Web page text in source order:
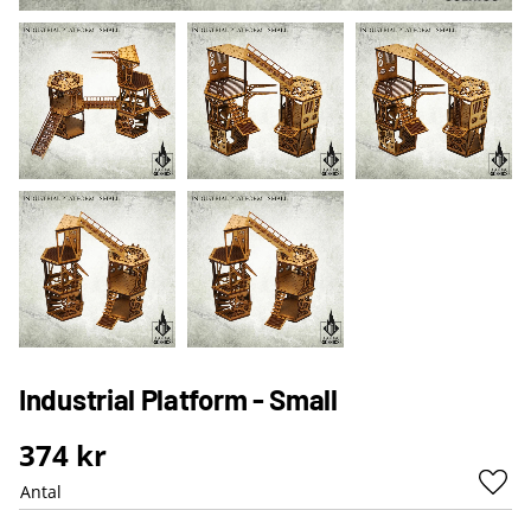
Industrial Platform - Small
374 kr
Antal